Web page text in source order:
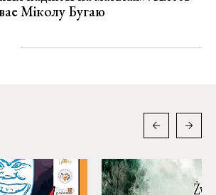
Міколу Бугаю